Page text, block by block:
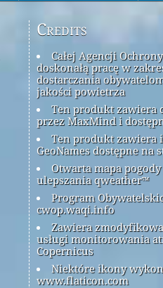
Credits
Całej Agencji
doskonałą pracę w
dostarczania
jakości powietrza
Ten produkt zawiera
przez MaxMind i
Ten produkt zawiera
GeoNames dostępne na
Otwarta mapa
ulepszania qweather™
Program
cwop.waqi.info
Zawiera
usługi monitorowania
Copernicus
Niektóre ikony
www.flaticon.com